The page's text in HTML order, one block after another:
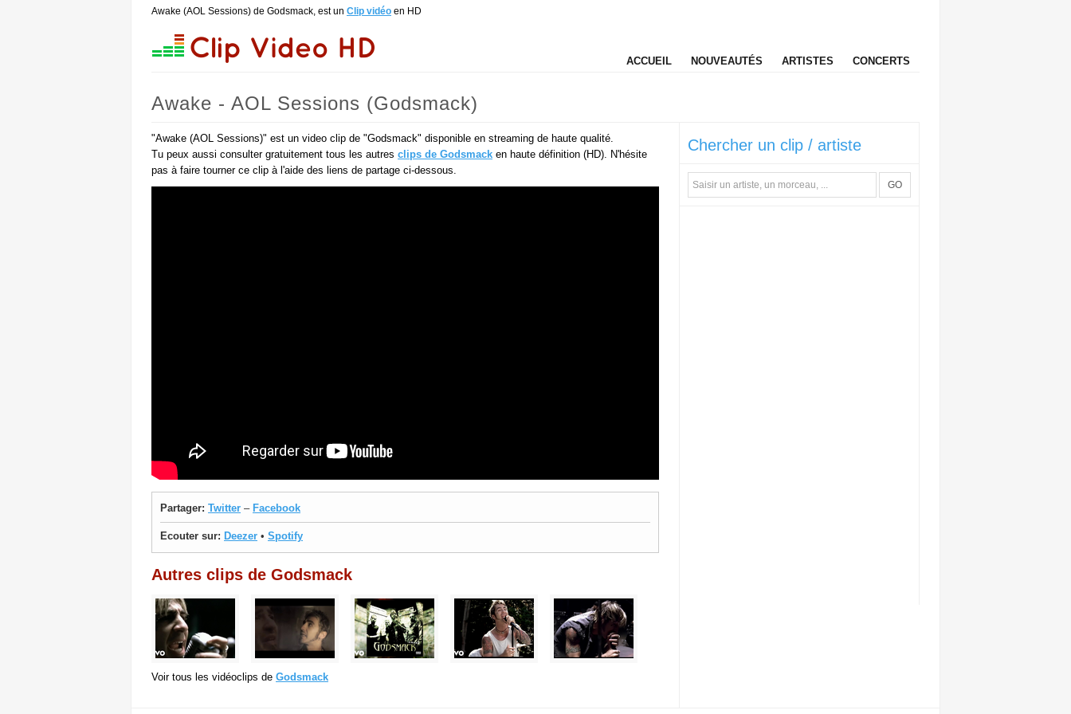
Awake (AOL Sessions) de Godsmack, est un Clip vidéo en HD
ACCUEIL NOUVEAUTÉS ARTISTES CONCERTS
Awake - AOL Sessions (Godsmack)
"Awake (AOL Sessions)" est un video clip de "Godsmack" disponible en streaming de haute qualité.
Tu peux aussi consulter gratuitement tous les autres clips de Godsmack en haute définition (HD). N'hésite
pas à faire tourner ce clip à l'aide des liens de partage ci-dessous.
Partager: Twitter – Facebook
Ecouter sur: Deezer • Spotify
Autres clips de Godsmack
Voir tous les vidéoclips de Godsmack
Chercher un clip / artiste
GO